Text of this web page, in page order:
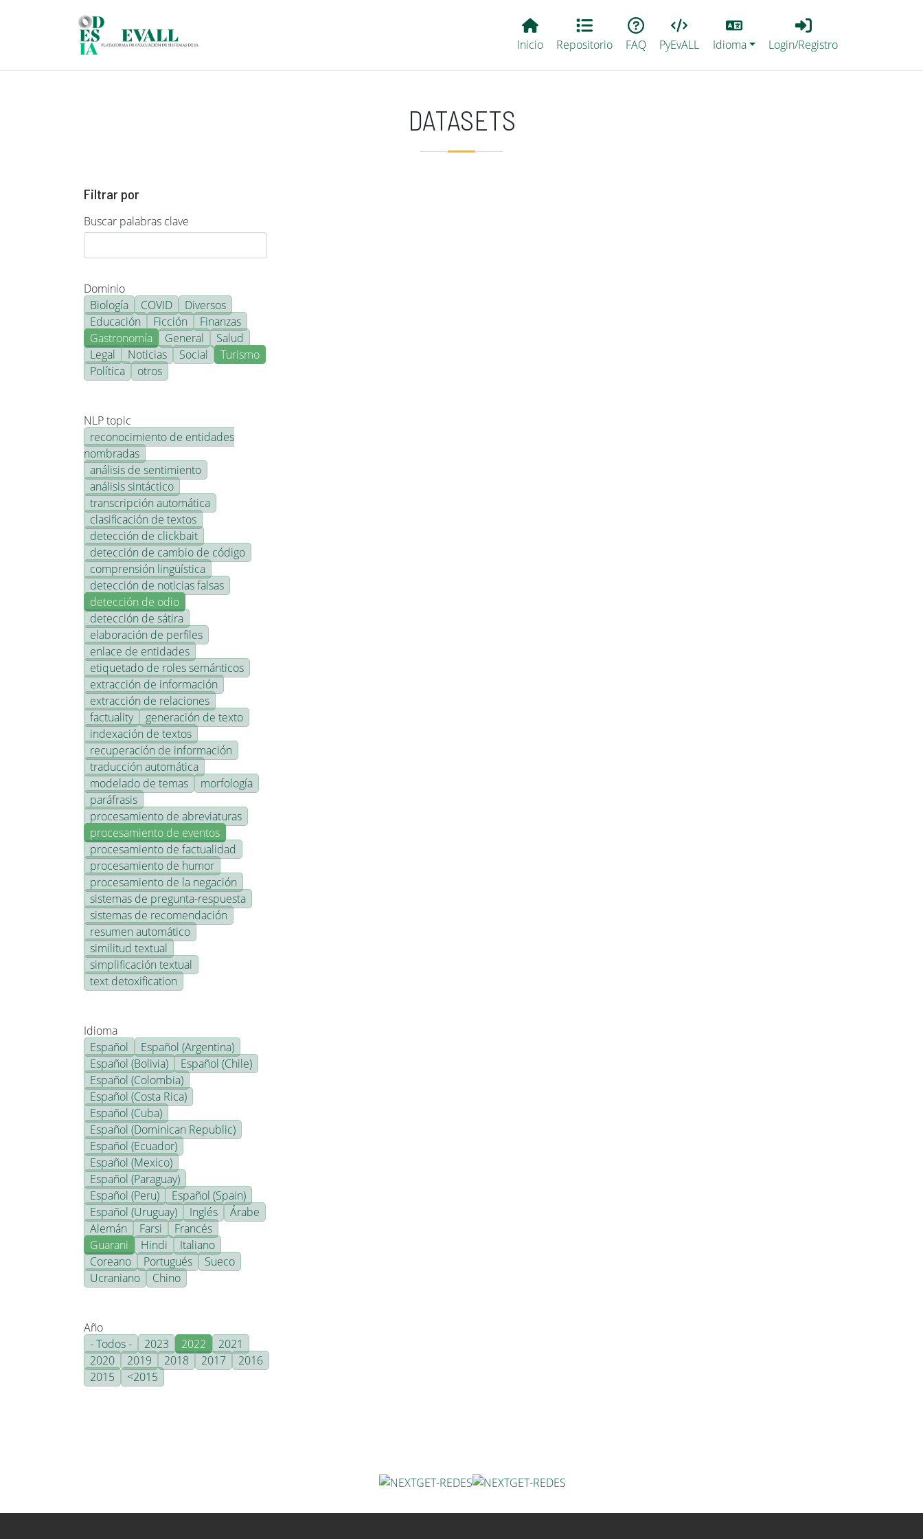
Main EvALL
Inicio Repositorio FAQ PyEvALL
Lang
Idioma
Login_Registro
Login/Registro
DATASETS
Filtrar por
Buscar palabras clave
Dominio
Biología
COVID
Diversos
Educación
Ficción
Finanzas
Gastronomía
General
Salud
Legal
Noticias Social
Turismo
Política
otros
NLP topic
reconocimiento de entidades
nombradas
análisis de sentimiento
análisis sintáctico
transcripción automática
clasificación de textos
detección de clickbait
detección de cambio de código
comprensión lingüística
detección de noticias falsas
detección de odio
detección de sátira
elaboración de perfiles
enlace de entidades
etiquetado de roles semánticos
extracción de información
extracción de relaciones
factuality
generación de texto
indexación de textos
recuperación de información
traducción automática
modelado de temas
morfología
paráfrasis
procesamiento de abreviaturas
procesamiento de eventos
procesamiento de factualidad
procesamiento de humor
procesamiento de la negación
sistemas de pregunta-respuesta
sistemas de recomendación
resumen automático
similitud textual
simplificación textual
text detoxification
Idioma
Español
Español (Argentina)
Español (Bolivia)
Español (Chile)
Español (Colombia)
Español (Costa Rica)
Español (Cuba)
Español (Dominican Republic)
Español (Ecuador)
Español (Mexico)
Español (Paraguay)
Español (Peru)
Español (Spain)
Español (Uruguay)
Inglés
Árabe
Alemán
Farsi
Francés
Guarani
Hindi
Italiano
Coreano
Portugués
Sueco
Ucraniano
Chino
Año
- Todos -
2023 2022
2021
2020
2019 2018 2017
2016
2015
<2015